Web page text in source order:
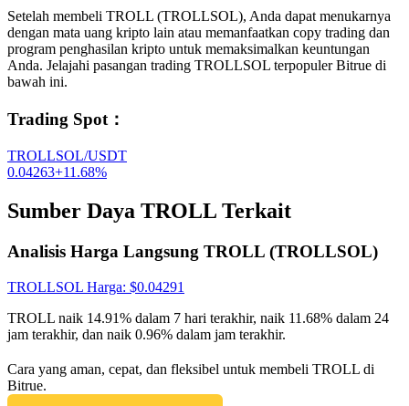
Setelah membeli TROLL (TROLLSOL), Anda dapat menukarnya
dengan mata uang kripto lain atau memanfaatkan copy trading dan
program penghasilan kripto untuk memaksimalkan keuntungan
Anda. Jelajahi pasangan trading TROLLSOL terpopuler Bitrue di
bawah ini.
Trading Spot ：
TROLLSOL/USDT
0.04263+11.68%
Sumber Daya TROLL Terkait
Analisis Harga Langsung TROLL (TROLLSOL)
TROLLSOL Harga: $0.04291
TROLL naik 14.91% dalam 7 hari terakhir, naik 11.68% dalam 24
jam terakhir, dan naik 0.96% dalam jam terakhir.
Cara yang aman, cepat, dan fleksibel untuk membeli TROLL di
Bitrue.